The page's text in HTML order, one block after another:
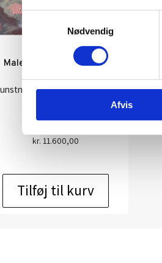
Samtykkevalg
Nødvendig
Afvis
Maleri af Ingerlise Vikne:
Ingerlise Vikne –
Størrelse: 63×70
kr. 11.600,00
Tilføj til kurv